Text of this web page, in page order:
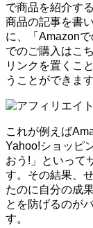
で商品を紹介す
商品の記事を書
に、「Amazon
でのご購入はこ
リンクを置くこ
うことができます
これが例えば
Yahoo!ショッピ
おう!」といって
す。その結果、
たのに自分の成
とを防げるのが
す。